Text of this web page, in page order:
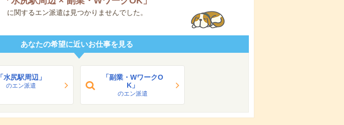
に関するエン派遣は見つかりませんでした。
あなたの希望に近いお仕事を見る
「水尻駅周辺」
のエン派遣
「副業・WワークO
K」
のエン派遣